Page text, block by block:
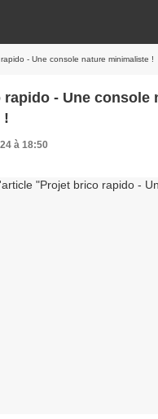
- Une console nature minimaliste !
- Une console
!
à 18:50